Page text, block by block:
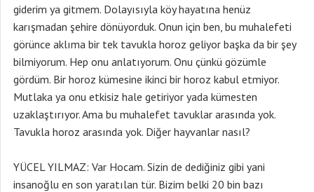
giderim ya gitmem. Dolayısıyla köy hayatına henüz
karışmadan şehire dönüyorduk. Onun için ben, bu muhalefeti
görünce aklıma bir tek tavukla horoz geliyor başka da bir şey
bilmiyorum. Hep onu anlatıyorum. Onu çünkü gözümle
gördüm. Bir horoz kümesine ikinci bir horoz kabul etmiyor.
Mutlaka ya onu etkisiz hale getiriyor yada kümesten
uzaklaştırıyor. Ama bu muhalefet tavuklar arasında yok.
Tavukla horoz arasında yok. Diğer hayvanlar nasıl?
YÜCEL YILMAZ: Var Hocam. Sizin de dediğiniz gibi yani
insanoğlu en son yaratılan tür. Bizim belki 20 bin bazı